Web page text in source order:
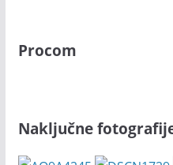
Procom
Naključne